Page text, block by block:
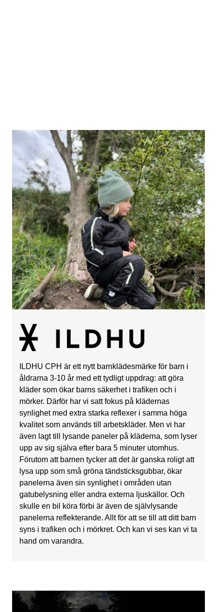
ILDHU CPH är ett nytt barnklädesmärke för barn i
åldrarna 3-10 år med ett tydligt uppdrag: att göra
kläder som ökar barns säkerhet i trafiken och i
mörker. Därför har vi satt fokus på klädernas
synlighet med extra starka reflexer i samma höga
kvalitet som används till arbetskläder. Men vi har
även lagt till lysande paneler på kläderna, som lyser
upp av sig själva efter bara 5 minuter utomhus.
Förutom att barnen tycker att det är ganska roligt att
lysa upp som små gröna tändsticksgubbar, ökar
panelerna även sin synlighet i områden utan
gatubelysning eller andra externa ljuskällor. Och
skulle en bil köra förbi är även de självlysande
panelerna reflekterande. Allt för att se till att ditt barn
syns i trafiken och i mörkret. Och kan vi ses kan vi ta
hand om varandra.